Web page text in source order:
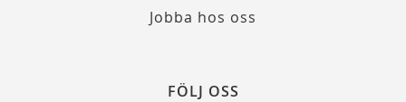
Jobba hos oss
FÖLJ OSS